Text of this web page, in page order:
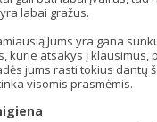
labai gražus.
Jums yra gana
kurie atsakys į klausimus,
jums rasti tokius dantų
visomis prasmėmis.